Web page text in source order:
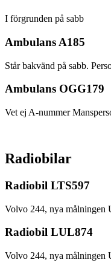
I förgrunden på sabb
Ambulans A185
Står bakvänd på sabb.
Ambulans OGG179
Vet ej A-nummer
Radiobilar
Radiobil LTS597
Volvo 244, nya målningen
Radiobil LUL874
Volvo 244, nya målningen